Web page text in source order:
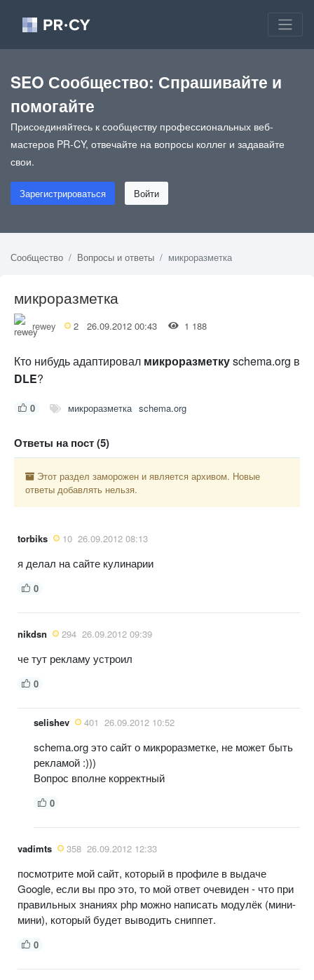
SEO Сообщество: Спрашивайте и
помогайте
Присоединяйтесь к сообществу профессиональных веб-
мастеров PR-CY, отвечайте на вопросы коллег и задавайте
свои.
Зарегистрироваться Войти
Сообщество Вопросы и ответы микроразметка
микроразметка
rewey 2 26.09.2012 00:43 1 188
Кто нибудь адаптировал микроразметкуschema.org в
DLE?
0 микроразметка schema.org
Ответы на пост (5)
Этот раздел заморожен и является архивом. Новые
ответы добавлять нельзя.
torbiks 10 26.09.2012 08:13
я делал на сайте кулинарии
0
nikdsn 294 26.09.2012 09:39
че тут рекламу устроил
0
selishev 401 26.09.2012 10:52
schema.org это сайт о микроразметке, не может быть
рекламой :)))
Вопрос вполне корректный
0
vadimts 358 26.09.2012 12:33
посмотрите мой сайт, который в профиле в выдаче
Google, если вы про это, то мой ответ очевиден - что при
правильных знаниях php можно написать модулёк (мини-
мини), который будет выводить сниппет.
0